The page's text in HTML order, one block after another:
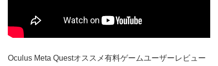
Oculus Meta Questオススメ有料ゲームユーザーレビュー